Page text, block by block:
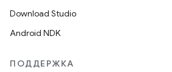
Download Studio
Android NDK
ПОДДЕРЖКА